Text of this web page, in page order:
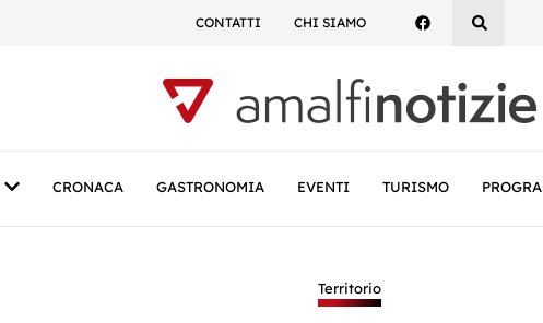
CONTATTI CHI SIAMO
CRONACA GASTRONOMIA EVENTI TURISMO
Territorio